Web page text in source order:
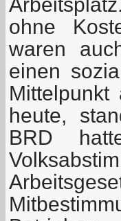
ohne
waren
einen
heute,
BRD